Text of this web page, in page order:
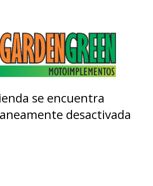
se encuentra
desactivada